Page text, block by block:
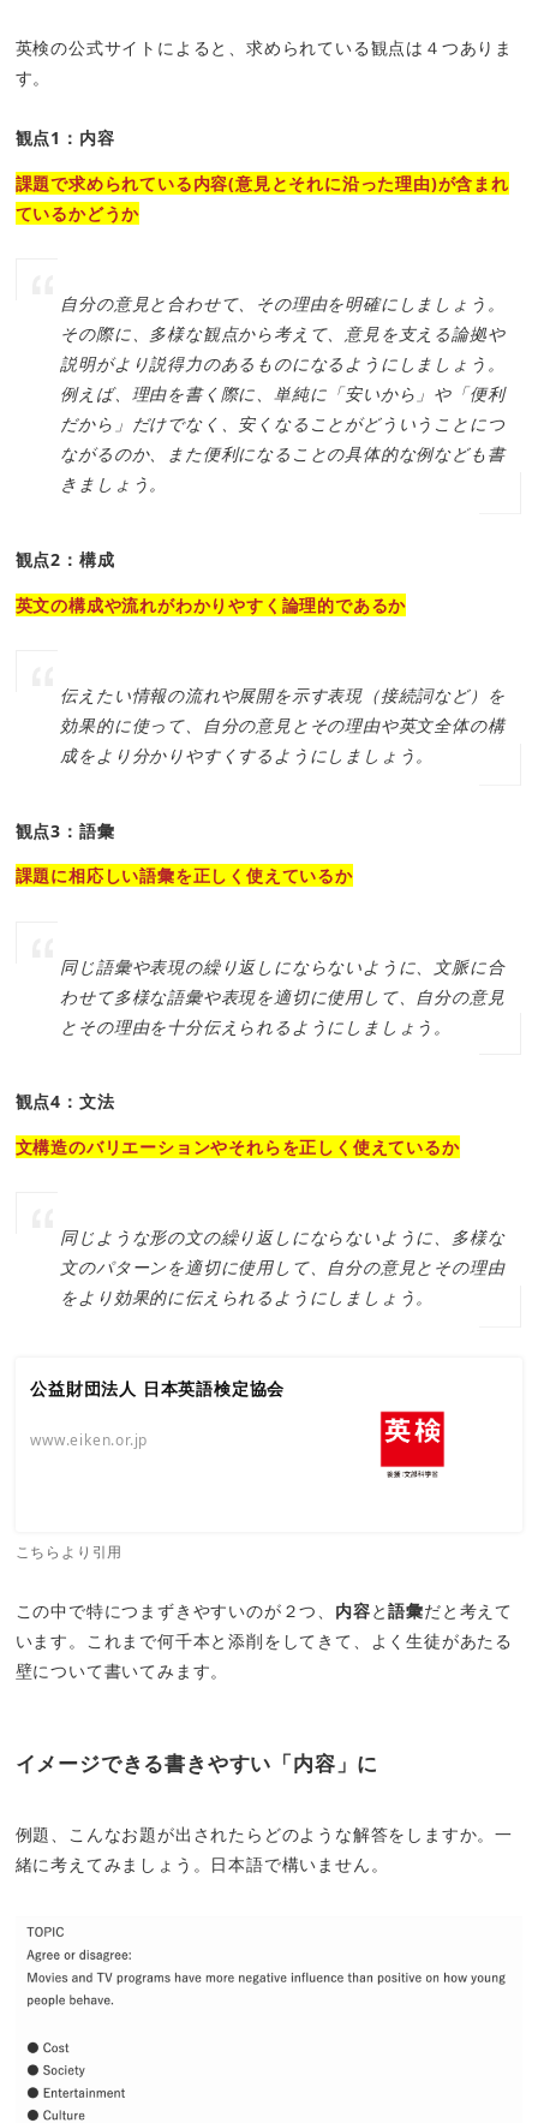
英検の公式サイトによると、求められている観点は４つありま
す。
観点1：内容
課題で求められている内容(意見とそれに沿った理由)が含まれ
ているかどうか
自分の意見と合わせて、その理由を明確にしましょう。
その際に、多様な観点から考えて、意見を支える論拠や
説明がより説得力のあるものになるようにしましょう。
例えば、理由を書く際に、単純に「安いから」や「便利
だから」だけでなく、安くなることがどういうことにつ
ながるのか、また便利になることの具体的な例なども書
きましょう。
観点2：構成
英文の構成や流れがわかりやすく論理的であるか
伝えたい情報の流れや展開を示す表現（接続詞など）を
効果的に使って、自分の意見とその理由や英文全体の構
成をより分かりやすくするようにしましょう。
観点3：語彙
課題に相応しい語彙を正しく使えているか
同じ語彙や表現の繰り返しにならないように、文脈に合
わせて多様な語彙や表現を適切に使用して、自分の意見
とその理由を十分伝えられるようにしましょう。
観点4：文法
文構造のバリエーションやそれらを正しく使えているか
同じような形の文の繰り返しにならないように、多様な
文のパターンを適切に使用して、自分の意見とその理由
をより効果的に伝えられるようにしましょう。
公益財団法人 日本英語検定協会
www.eiken.or.jp
こちらより引用
この中で特につまずきやすいのが２つ、 内容と語彙だと考えて
います。これまで何千本と添削をしてきて、よく生徒があたる
壁について書いてみます。
イメージできる書きやすい「内容」に
例題、こんなお題が出されたらどのような解答をしますか。一
緒に考えてみましょう。日本語で構いません。